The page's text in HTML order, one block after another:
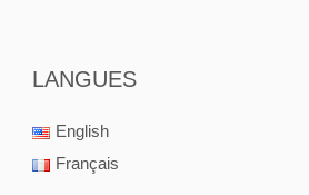
LANGUES
English
Français